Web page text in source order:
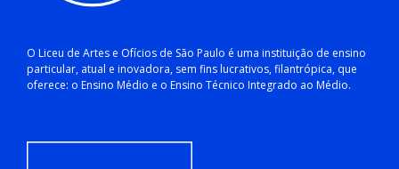
O Liceu de Artes e Ofícios de São Paulo é uma instituição de ensino
particular, atual e inovadora, sem fins lucrativos, filantrópica, que
oferece: o Ensino Médio e o Ensino Técnico Integrado ao Médio.